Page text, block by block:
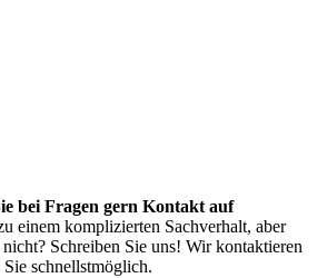
bei Fragen gern Kontakt auf
einem komplizierten Sachverhalt, aber
nicht? Schreiben Sie uns! Wir kontaktieren
Sie schnellstmöglich.